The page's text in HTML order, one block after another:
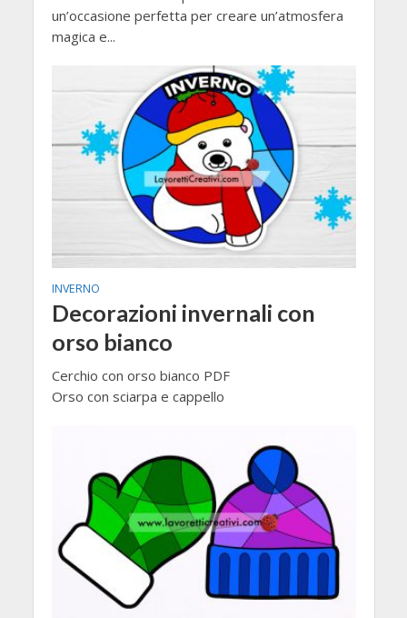
un’occasione perfetta per creare un’atmosfera
magica e...
INVERNO
Decorazioni invernali con
orso bianco
Cerchio con orso bianco PDF
Orso con sciarpa e cappello